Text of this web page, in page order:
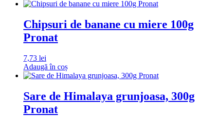
Chipsuri de banane cu miere 100g
Pronat
7,73 lei
Adaugă în coș
Sare de Himalaya grunjoasa, 300g
Pronat